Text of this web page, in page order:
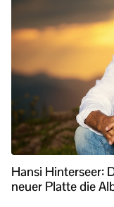
Hansi Hinterseer:
neuer Platte die